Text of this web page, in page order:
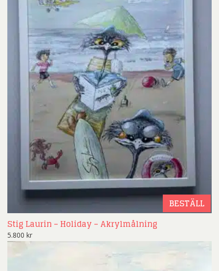
BESTÄLL
Stig Laurin – Holiday – Akrylmålning
5.800 kr